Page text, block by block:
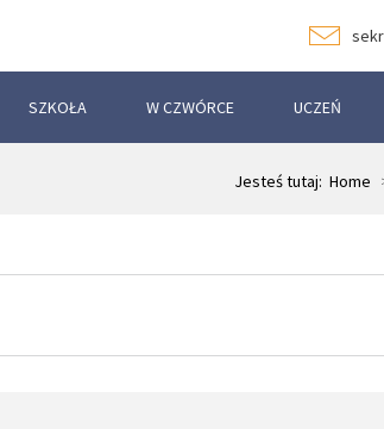
SZKOŁA W CZWÓRCE UCZEŃ
Jesteś tutaj: Home